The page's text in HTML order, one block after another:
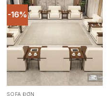
-16%
SOFA ĐƠN